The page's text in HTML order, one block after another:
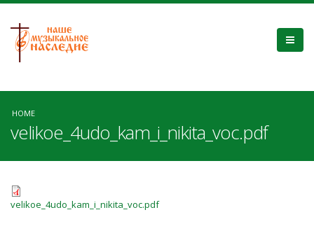
HOME
velikoe_4udo_kam_i_nikita_voc.pdf
velikoe_4udo_kam_i_nikita_voc.pdf